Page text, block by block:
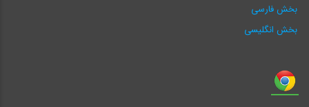
بخش فارسی
بخش انگلیسی